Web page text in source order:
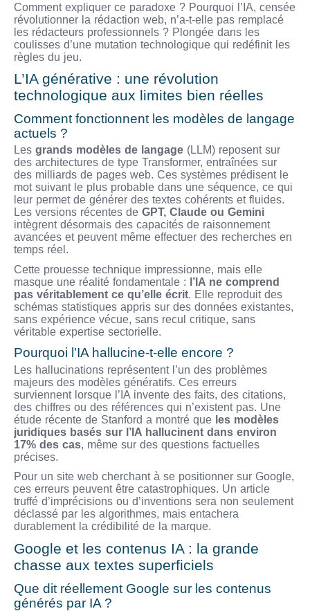
Comment expliquer ce paradoxe ? Pourquoi l’IA, censée
révolutionner la rédaction web, n’a-t-elle pas remplacé
les rédacteurs professionnels ? Plongée dans les
coulisses d’une mutation technologique qui redéfinit les
règles du jeu.
L’IA générative : une révolution
technologique aux limites bien réelles
Comment fonctionnent les modèles de langage
actuels ?
Les grands modèles de langage (LLM) reposent sur
des architectures de type Transformer, entraînées sur
des milliards de pages web. Ces systèmes prédisent le
mot suivant le plus probable dans une séquence, ce qui
leur permet de générer des textes cohérents et fluides.
Les versions récentes de GPT, Claude ou Gemini
intègrent désormais des capacités de raisonnement
avancées et peuvent même effectuer des recherches en
temps réel.
Cette prouesse technique impressionne, mais elle
masque une réalité fondamentale :
l’IA ne comprend
pas véritablement ce qu’elle écrit. Elle reproduit des
schémas statistiques appris sur des données existantes,
sans expérience vécue, sans recul critique, sans
véritable expertise sectorielle.
Pourquoi l’IA hallucine-t-elle encore ?
Les hallucinations représentent l’un des problèmes
majeurs des modèles génératifs. Ces erreurs
surviennent lorsque l’IA invente des faits, des citations,
des chiffres ou des références qui n’existent pas. Une
étude récente de Stanford a montré que les modèles
juridiques basés sur l’IA hallucinent dans environ
17% des cas, même sur des questions factuelles
précises.
Pour un site web cherchant à se positionner sur Google,
ces erreurs peuvent être catastrophiques. Un article
truffé d’imprécisions ou d’inventions sera non seulement
déclassé par les algorithmes, mais entachera
durablement la crédibilité de la marque.
Google et les contenus IA : la grande
chasse aux textes superficiels
Que dit réellement Google sur les contenus
générés par IA ?